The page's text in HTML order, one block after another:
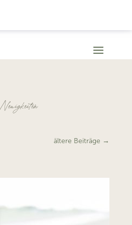
Neuigkeiten
ältere Beiträge →